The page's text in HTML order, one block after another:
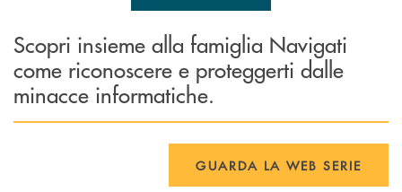
Scopri insieme alla famiglia Navigati
come riconoscere e proteggerti dalle
minacce informatiche.
GUARDA LA WEB SERIE